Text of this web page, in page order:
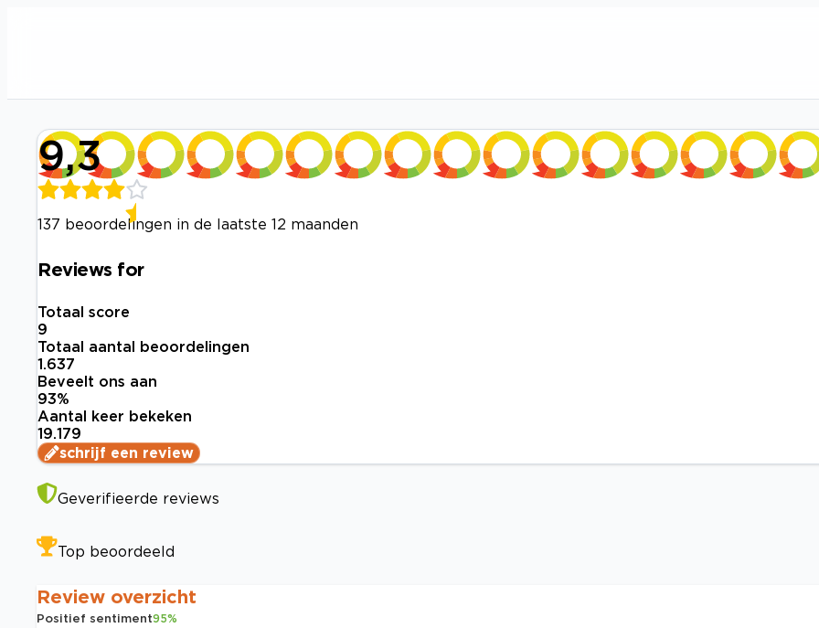
9,3
137 beoordelingen in de laatste 12 maanden
Reviews for
Totaal score
9
Totaal aantal beoordelingen
1.637
Beveelt ons aan
93%
Aantal keer bekeken
19.179
schrijf een review
Geverifieerde reviews
Top beoordeeld
Review overzicht
Positief sentiment95%